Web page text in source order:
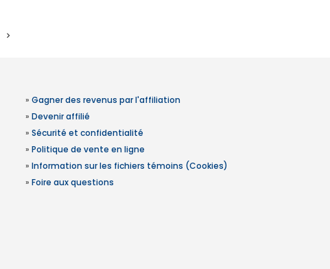
» Gagner des revenus par l'affiliation
» Devenir affilié
» Sécurité et confidentialité
» Politique de vente en ligne
» Information sur les fichiers témoins (Cookies)
» Foire aux questions